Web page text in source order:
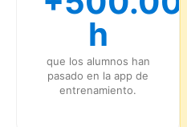
h
que los alumnos han
pasado en la app de
entrenamiento.